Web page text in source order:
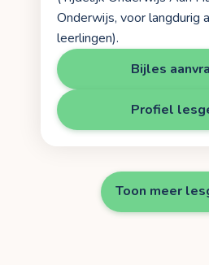
Onderwijs, voor langdurig
leerlingen).
Bijles
Profiel
Toon meer